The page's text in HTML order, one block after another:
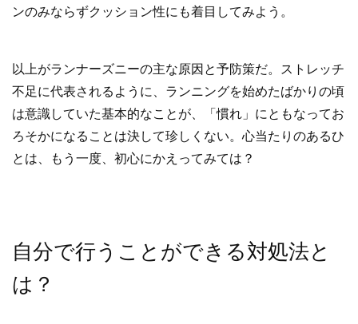
ンのみならずクッション性にも着目してみよう。
以上がランナーズニーの主な原因と予防策だ。ストレッチ
不足に代表されるように、ランニングを始めたばかりの頃
は意識していた基本的なことが、「慣れ」にともなってお
ろそかになることは決して珍しくない。心当たりのあるひ
とは、もう一度、初心にかえってみては？
自分で行うことができる対処法と
は？